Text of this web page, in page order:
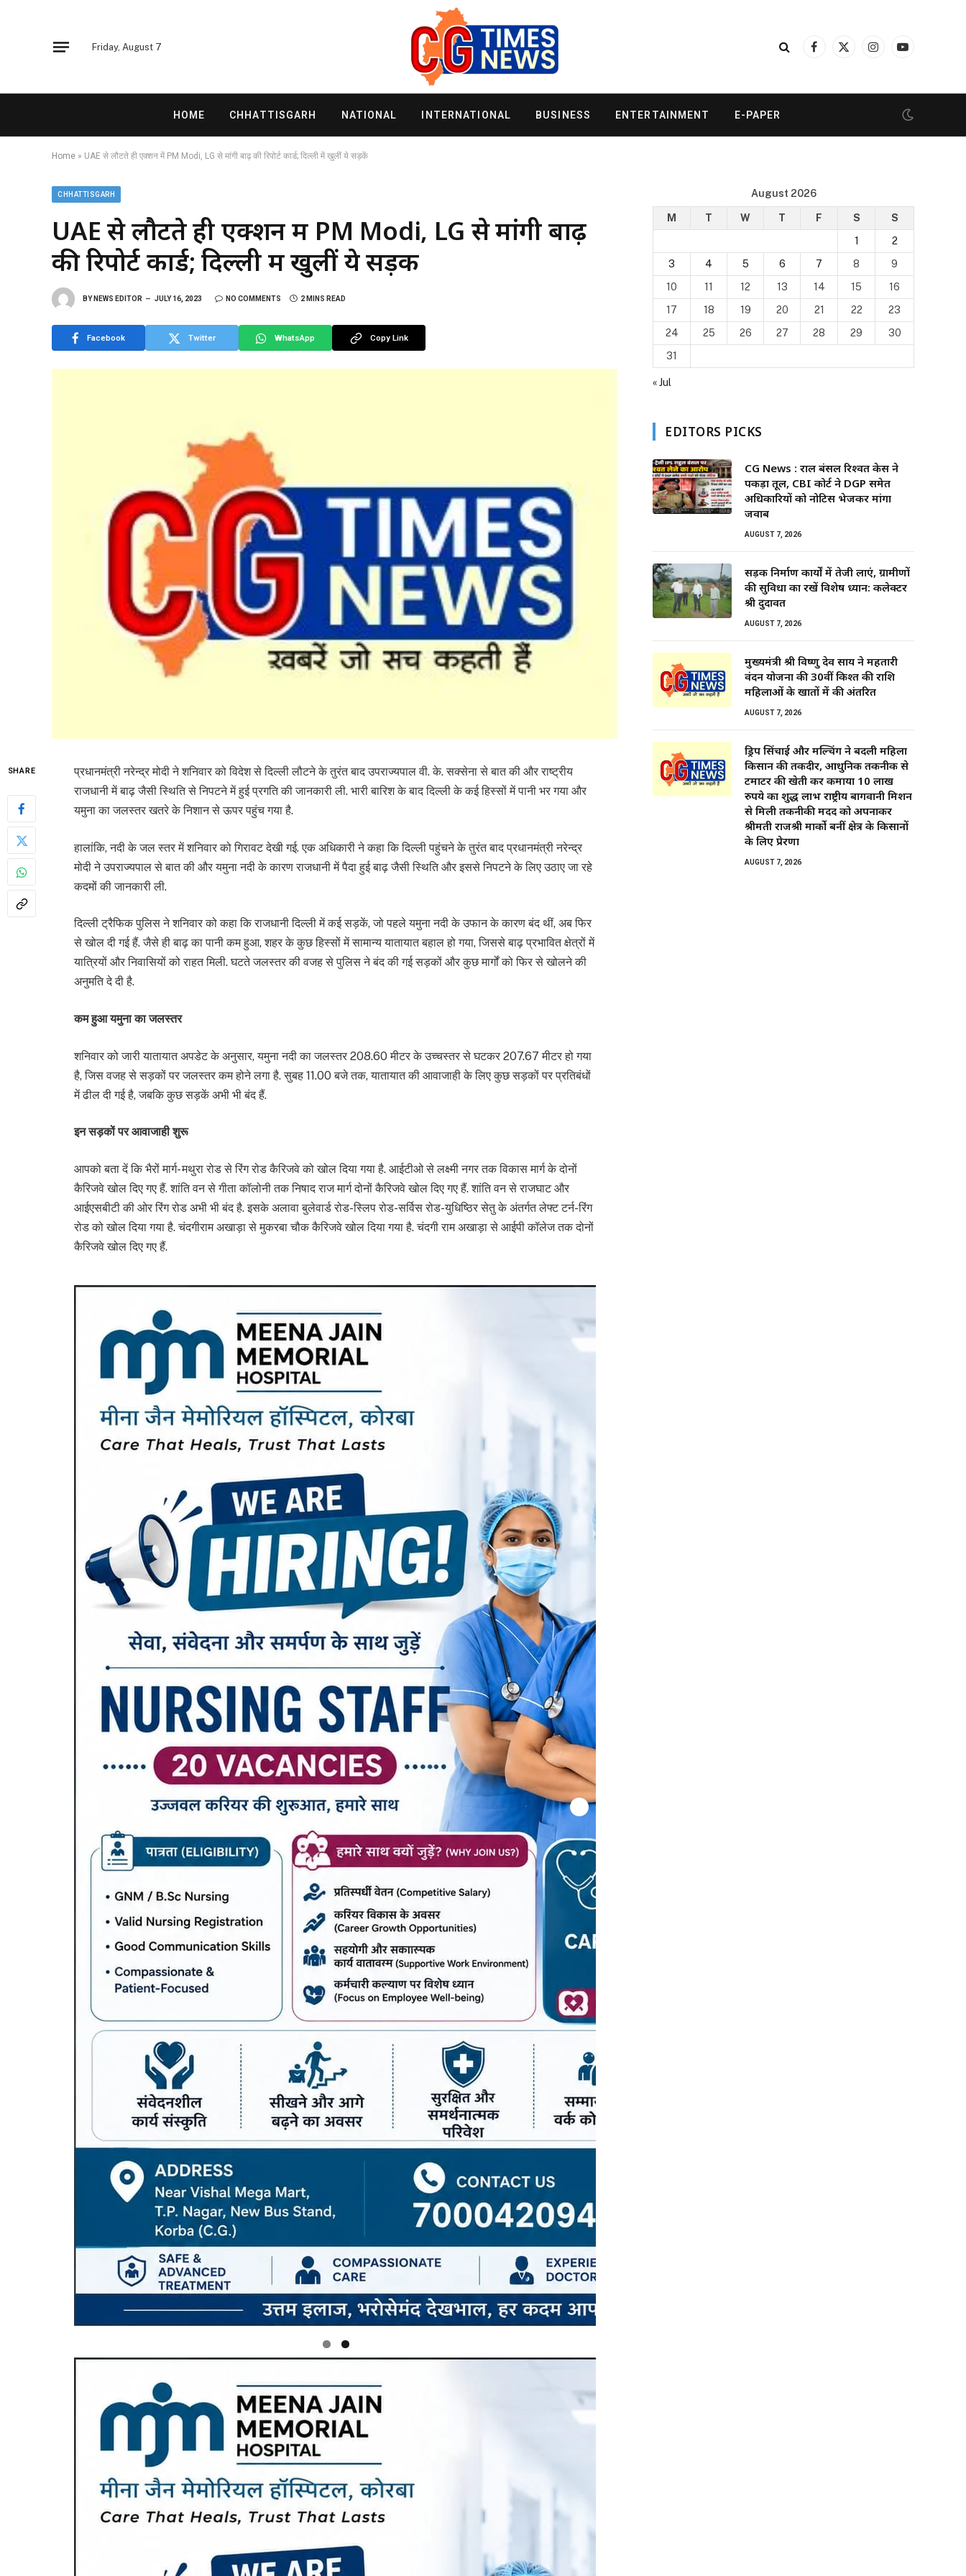
Friday, August 7
Facebook
X
InstagramYouTube
HOME CHHATTISGARH NATIONAL INTERNATIONAL BUSINESS ENTERTAINMENT E-PAPER
Home » UAE से लौटते ही एक्शन में PM Modi, LG से मांगी बाढ़ की रिपोर्ट कार्ड; दिल्ली में खुलीं ये सड़कें
CHHATTISGARH
UAE से लौटते ही एक्शन में PM Modi, LG से मांगी बाढ़
की रिपोर्ट कार्ड; दिल्ली में खुलीं ये सड़कें
BY NEWS EDITOR JULY 16, 2023 NO COMMENTS 2 MINS READ
Facebook Twitter WhatsApp Copy Link
SHARE
प्रधानमंत्री नरेन्द्र मोदी ने शनिवार को विदेश से दिल्ली लौटने के तुरंत बाद उपराज्यपाल वी. के. सक्सेना से बात की और राष्ट्रीय
राजधानी में बाढ़ जैसी स्थिति से निपटने में हुई प्रगति की जानकारी ली. भारी बारिश के बाद दिल्ली के कई हिस्सों में पानी भर गया और
यमुना का जलस्तर खतरे के निशान से ऊपर पहुंच गया है.
हालांकि, नदी के जल स्तर में शनिवार को गिरावट देखी गई. एक अधिकारी ने कहा कि दिल्ली पहुंचने के तुरंत बाद प्रधानमंत्री नरेन्द्र
मोदी ने उपराज्यपाल से बात की और यमुना नदी के कारण राजधानी में पैदा हुई बाढ़ जैसी स्थिति और इससे निपटने के लिए उठाए जा रहे
कदमों की जानकारी ली.
दिल्ली ट्रैफिक पुलिस ने शनिवार को कहा कि राजधानी दिल्ली में कई सड़कें, जो पहले यमुना नदी के उफान के कारण बंद थीं, अब फिर
से खोल दी गई हैं. जैसे ही बाढ़ का पानी कम हुआ, शहर के कुछ हिस्सों में सामान्य यातायात बहाल हो गया, जिससे बाढ़ प्रभावित क्षेत्रों में
यात्रियों और निवासियों को राहत मिली. घटते जलस्तर की वजह से पुलिस ने बंद की गई सड़कों और कुछ मार्गों को फिर से खोलने की
अनुमति दे दी है.
कम हुआ यमुना का जलस्तर
शनिवार को जारी यातायात अपडेट के अनुसार, यमुना नदी का जलस्तर 208.60 मीटर के उच्चस्तर से घटकर 207.67 मीटर हो गया
है, जिस वजह से सड़कों पर जलस्तर कम होने लगा है. सुबह 11.00 बजे तक, यातायात की आवाजाही के लिए कुछ सड़कों पर प्रतिबंधों
में ढील दी गई है, जबकि कुछ सड़कें अभी भी बंद हैं.
इन सड़कों पर आवाजाही शुरू
आपको बता दें कि भैरों मार्ग- मथुरा रोड से रिंग रोड कैरिजवे को खोल दिया गया है. आईटीओ से लक्ष्मी नगर तक विकास मार्ग के दोनों
कैरिजवे खोल दिए गए हैं. शांति वन से गीता कॉलोनी तक निषाद राज मार्ग दोनों कैरिजवे खोल दिए गए हैं. शांति वन से राजघाट और
आईएसबीटी की ओर रिंग रोड अभी भी बंद है. इसके अलावा बुलेवार्ड रोड-स्लिप रोड-सर्विस रोड-युधिष्ठिर सेतु के अंतर्गत लेफ्ट टर्न-रिंग
रोड को खोल दिया गया है. चंदगीराम अखाड़ा से मुकरबा चौक कैरिजवे खोल दिया गया है. चंदगी राम अखाड़ा से आईपी कॉलेज तक दोनों
कैरिजवे खोल दिए गए हैं.
August 2026
M T W T F S
S
1
2
3
4 5 6 7 8
9
10
11 12 13 14 15
16
17
18 19 20 21 22
23
24
25 26 27 28 29
30
31
« Jul
EDITORS PICKS
CG News : राहुल बंसल रिश्वत केस ने
पकड़ा तूल, CBI कोर्ट ने DGP समेत
अधिकारियों को नोटिस भेजकर मांगा
जवाब
AUGUST 7, 2026
सड़क निर्माण कार्यों में तेजी लाएं, ग्रामीणों
की सुविधा का रखें विशेष ध्यान: कलेक्टर
श्री दुदावत
AUGUST 7, 2026
मुख्यमंत्री श्री विष्णु देव साय ने महतारी
वंदन योजना की 30वीं किश्त की राशि
महिलाओं के खातों में की अंतरित
AUGUST 7, 2026
ड्रिप सिंचाई और मल्चिंग ने बदली महिला
किसान की तकदीर, आधुनिक तकनीक से
टमाटर की खेती कर कमाया 10 लाख
रुपये का शुद्ध लाभ राष्ट्रीय बागवानी मिशन
से मिली तकनीकी मदद को अपनाकर
श्रीमती राजश्री मार्को बनीं क्षेत्र के किसानों
के लिए प्रेरणा
AUGUST 7, 2026